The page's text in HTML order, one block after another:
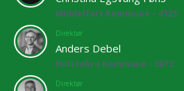
Middelfart Kommune - 4525
Direktør
Anders Debel
Holstebro Kommune - 3872
Direktør